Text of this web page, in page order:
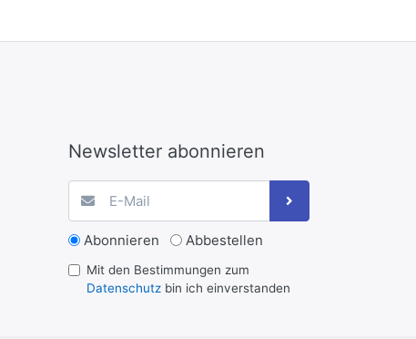
Newsletter abonnieren
Abonnieren Abbestellen
Mit den Bestimmungen zum
Datenschutzbin ich einverstanden